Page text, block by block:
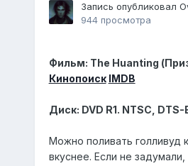
Запись опубликовал
944 просмотра
Фильм: The Huanting
Кинопоиск IMDB
Диск: DVD R1. NTSC,
Можно поливать голливуд
вкуснее. Если не